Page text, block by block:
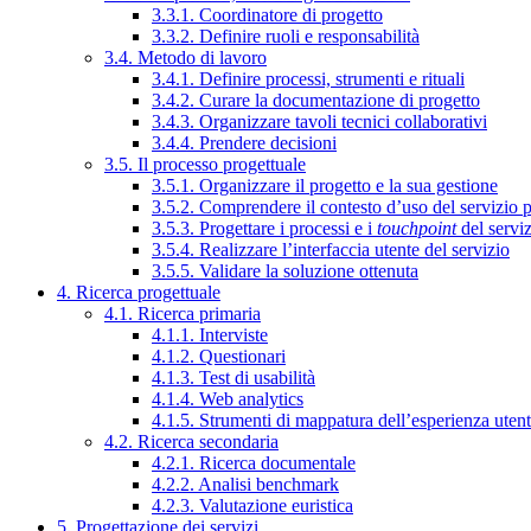
3.3.1. Coordinatore di progetto
3.3.2. Definire ruoli e responsabilità
3.4. Metodo di lavoro
3.4.1. Definire processi, strumenti e rituali
3.4.2. Curare la documentazione di progetto
3.4.3. Organizzare tavoli tecnici collaborativi
3.4.4. Prendere decisioni
3.5. Il processo progettuale
3.5.1. Organizzare il progetto e la sua gestione
3.5.2. Comprendere il contesto d’uso del servizio
3.5.3. Progettare i processi e i touchpointdel
3.5.4. Realizzare l’interfaccia utente del servizio
3.5.5. Validare la soluzione ottenuta
4. Ricerca progettuale
4.1. Ricerca primaria
4.1.1. Interviste
4.1.2. Questionari
4.1.3. Test di usabilità
4.1.4. Web analytics
4.1.5. Strumenti di mappatura dell’esperienza
4.2. Ricerca secondaria
4.2.1. Ricerca documentale
4.2.2. Analisi benchmark
4.2.3. Valutazione euristica
5. Progettazione dei servizi